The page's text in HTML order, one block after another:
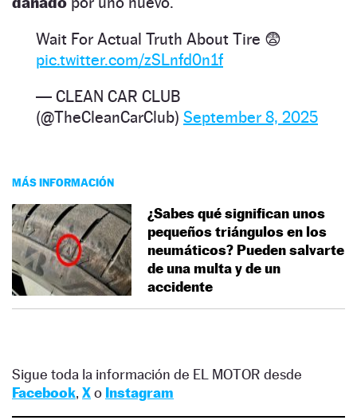
Wait For Actual Truth About Tire 😨
pic.twitter.com/zSLnfd0n1f
— CLEAN CAR CLUB
(@TheCleanCarClub) September 8, 2025
MÁS INFORMACIÓN
¿Sabes qué significan unos
pequeños triángulos en los
neumáticos? Pueden salvarte
de una multa y de un
accidente
Sigue toda la información de EL MOTOR desde
Facebook, Xo Instagram